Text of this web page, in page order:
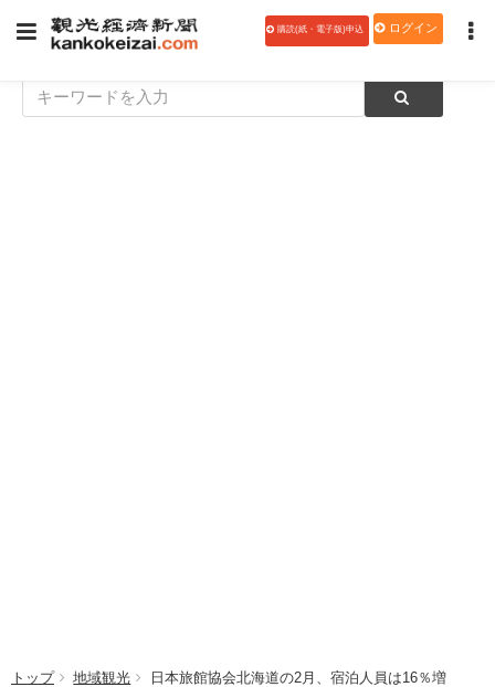
購読(紙・電子版)申込 ログイン
トップ 地域観光 日本旅館協会北海道の2月、宿泊人員は16％増